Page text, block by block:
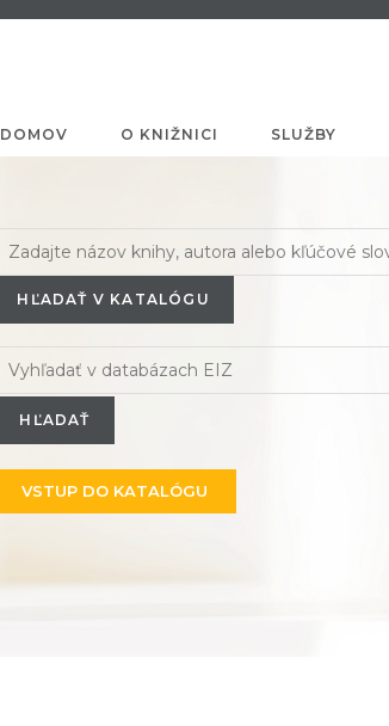
DOMOV O KNIŽNICI SLUŽBY
HĽADAŤ V KATALÓGU
VSTUP DO KATALÓGU